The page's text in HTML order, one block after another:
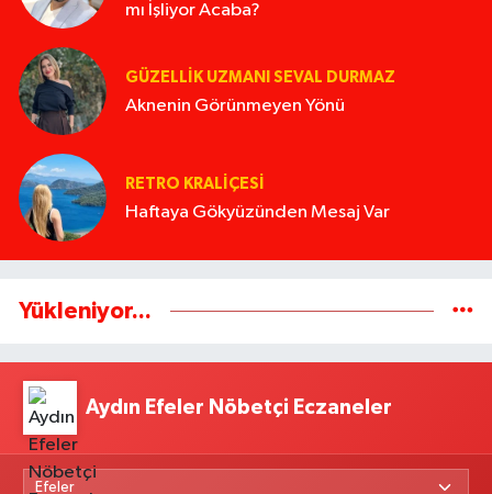
mı İşliyor Acaba?
GÜZELLIK UZMANI SEVAL DURMAZ
Aknenin Görünmeyen Yönü
RETRO KRALIÇESI
Haftaya Gökyüzünden Mesaj Var
Yükleniyor...
Aydın Efeler Nöbetçi Eczaneler